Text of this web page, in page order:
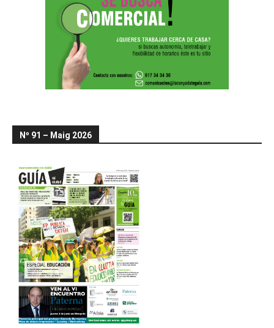
Nº 91 – Maig 2026